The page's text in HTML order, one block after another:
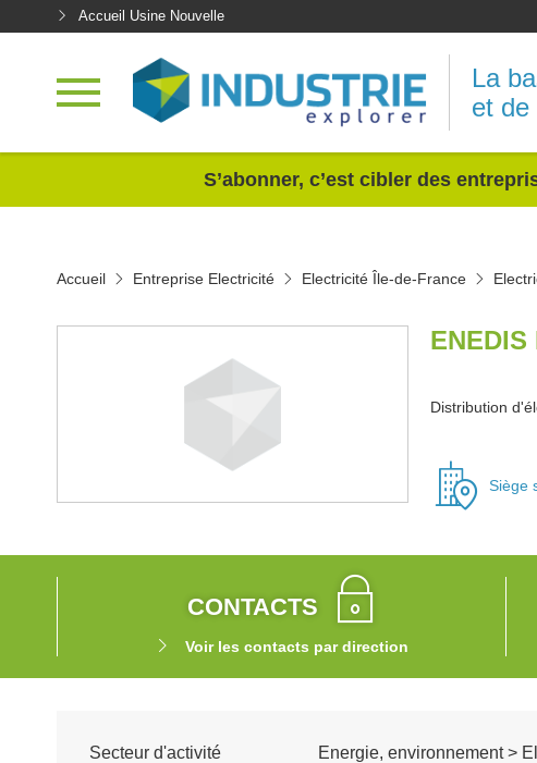
Accueil Usine Nouvelle
La
et de
S’abonner, c’est cibler des
Accueil Entreprise Electricité Electricité Île-de-France
ENEDIS
Distribution
Siège
CONTACTS
Voir les contacts par direction
Secteur d'activité Energie, environnement >